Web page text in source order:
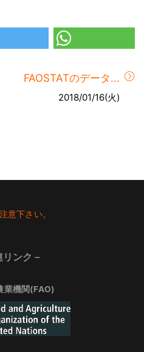
FAOSTATのデータ...
2018/01/16(火)
意下さい。
リンク－
業機関(FAO)